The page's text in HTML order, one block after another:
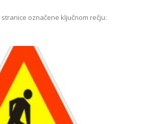
označene ključnom rečju: